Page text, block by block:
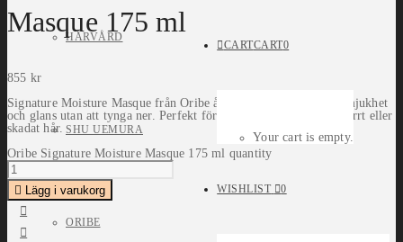
HÅRVÅRD
SHU UEMURA
ORIBE
CARTCART0
Your cart is empty.
WISHLIST 0
Masque 175 ml
855 kr
Signature Moisture Masque från Oribe återfuktar på djupet, ger mjukhet
och glans utan att tynga ner. Perfekt för alla hårtyper – särskilt torrt eller
skadat hår.
Oribe Signature Moisture Masque 175 ml quantity
Lägg i varukorg